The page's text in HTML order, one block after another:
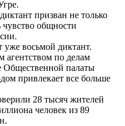
призван не только
чувство общности
уже восьмой диктант.
по делам
Общественной палаты
привлекает все больше
28 тысяч жителей
человек из 89